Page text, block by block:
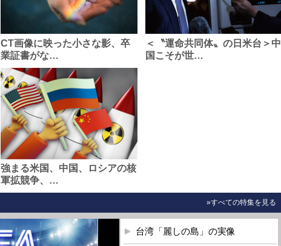
CT画像に映った小さな影、卒
業証書がな…
＜〝運命共同体〟の日米台＞中
国こそが世…
強まる米国、中国、ロシアの核
軍拡競争、…
»すべての特集を見る
台湾「麗しの島」の実像